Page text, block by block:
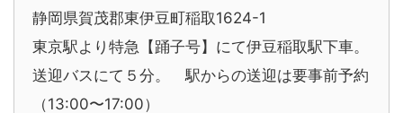
静岡県賀茂郡東伊豆町稲取1624-1
東京駅より特急【踊子号】にて伊豆稲取駅下車。
送迎バスにて５分。 駅からの送迎は要事前予約
（13:00〜17:00）